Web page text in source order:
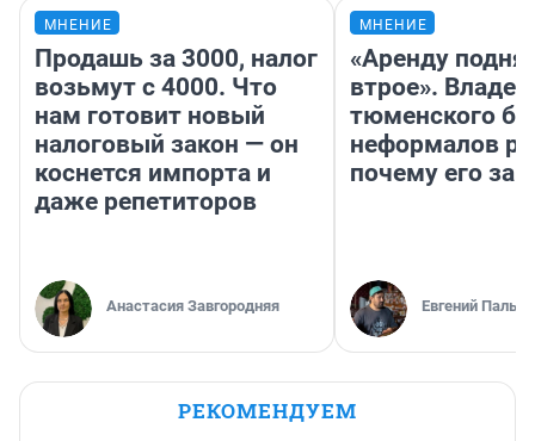
МНЕНИЕ
Продашь за 3000, налог
возьмут с 4000. Что
нам готовит новый
налоговый закон — он
коснется импорта и
даже репетиторов
Анастасия Завгородняя
МНЕНИЕ
«Аренду
втрое».
тюменского
неформалов
почему его
Евгений
РЕКОМЕНДУЕМ